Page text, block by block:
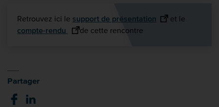
Retrouvez ici le support de présentation
et le
compte-rendu
de cette rencontre
Partager